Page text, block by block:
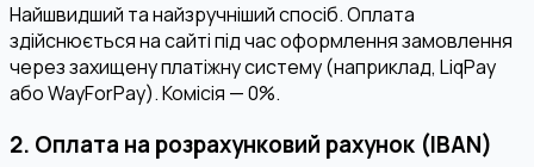
Найшвидший та найзручніший спосіб. Оплата
здійснюється на сайті під час оформлення замовлення
через захищену платіжну систему (наприклад, LiqPay
або WayForPay). Комісія — 0%.
2. Оплата на розрахунковий рахунок (IBAN)